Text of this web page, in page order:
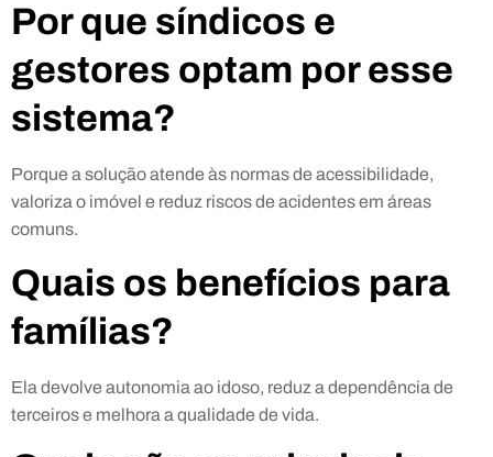
Por que síndicos e
gestores optam por esse
sistema?
Porque a solução atende às normas de acessibilidade,
valoriza o imóvel e reduz riscos de acidentes em áreas
comuns.
Quais os benefícios para
famílias?
Ela devolve autonomia ao idoso, reduz a dependência de
terceiros e melhora a qualidade de vida.